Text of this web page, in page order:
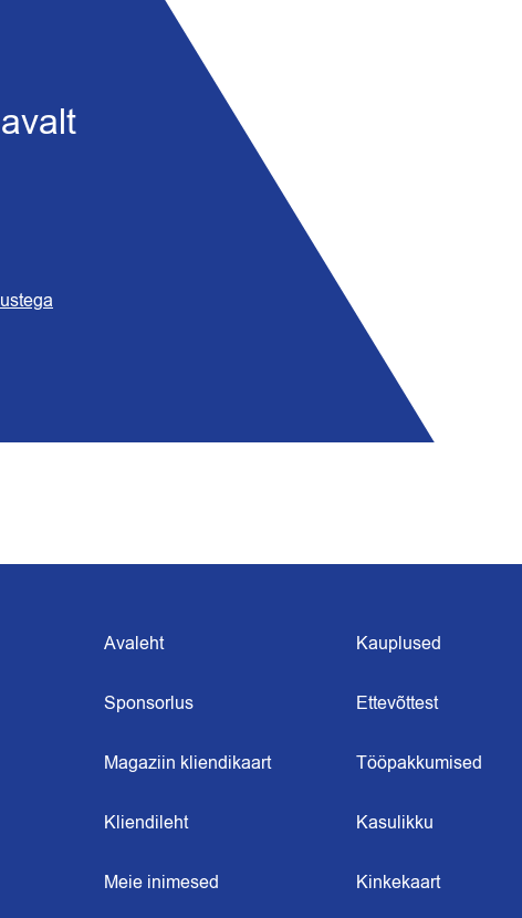
Avaleht Kauplused
Sponsorlus Ettevõttest
Magaziin kliendikaart Tööpakkumised
Kliendileht Kasulikku
Meie inimesed Kinkekaart